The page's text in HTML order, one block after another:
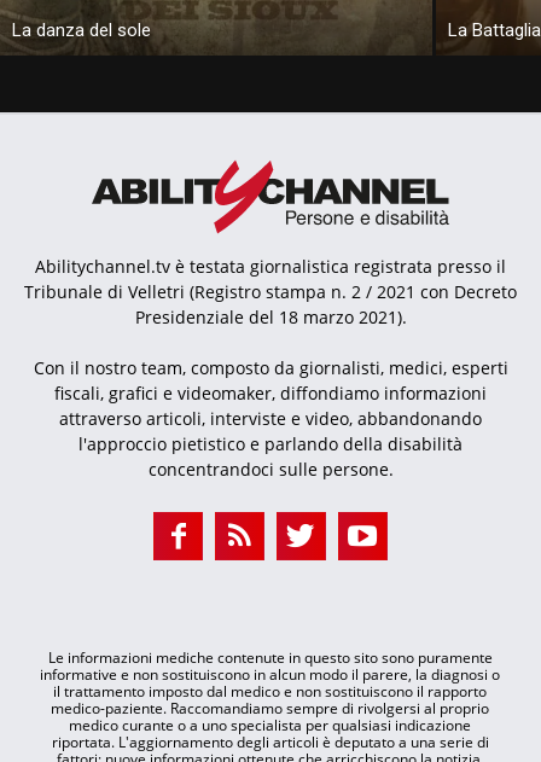
La danza del sole La
Abilitychannel.tv è testata giornalistica registrata presso il
Tribunale di Velletri (Registro stampa n. 2 / 2021 con Decreto
Presidenziale del 18 marzo 2021).
Con il nostro team, composto da giornalisti, medici, esperti
fiscali, grafici e videomaker, diffondiamo informazioni
attraverso articoli, interviste e video, abbandonando
l'approccio pietistico e parlando della disabilità
concentrandoci sulle persone.
Le informazioni mediche contenute in questo sito sono puramente
informative e non sostituiscono in alcun modo il parere, la diagnosi o
il trattamento imposto dal medico e non sostituiscono il rapporto
medico-paziente. Raccomandiamo sempre di rivolgersi al proprio
medico curante o a uno specialista per qualsiasi indicazione
riportata. L'aggiornamento degli articoli è deputato a una serie di